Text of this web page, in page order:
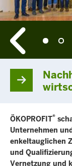
ÖKOPROFIT®
Unternehmen
enkeltauglichen
und
Vernetzung und